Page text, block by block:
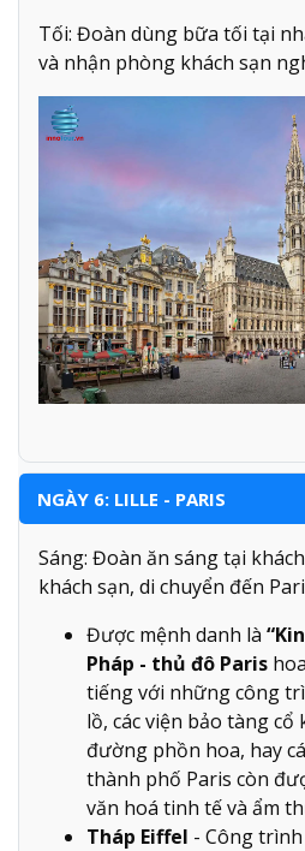
Tối: Đoàn dùng bữa tối tại
và nhận phòng khách sạn
NGÀY 6: LILLE - PARIS
Sáng: Đoàn ăn sáng tại
khách sạn, di chuyển đến
Được mệnh danh là
Pháp - thủ đô Paris
tiếng với những công
lồ, các viện bảo tàng
đường phồn hoa, hay
thành phố Paris còn
văn hoá tinh tế và ẩm
Tháp Eiffel - Công